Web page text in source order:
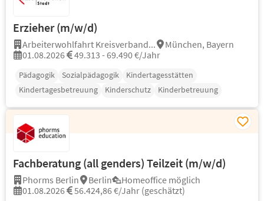
Erzieher (m/w/d)
Arbeiterwohlfahrt Kreisverband...
München, Bayern
01.08.2026
49.313 - 69.490 €/Jahr
Pädagogik Sozialpädagogik
Kindertagesstätten
Kindertagesbetreuung
Kinderschutz Kinderbetreuung
Fachberatung (all genders) Teilzeit (m/w/d)
Phorms Berlin Berlin
Homeoffice möglich
01.08.2026
56.424,86 €/Jahr (geschätzt)